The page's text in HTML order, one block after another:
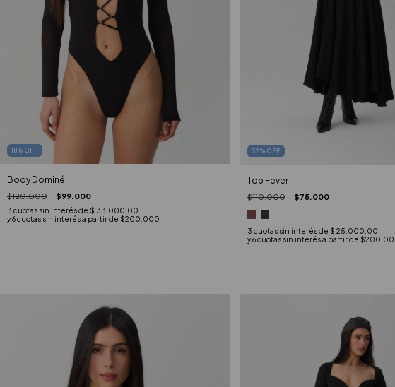
18% OFF
Body Dominé
$120.000 $99.000
3 cuotas sin interés de $ 33.000,00
32 % OFF
Top Fever
$110.000 $75.000
3 cuotas sin interés de $ 25.000,00